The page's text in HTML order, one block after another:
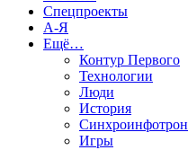
Спецпроекты
А-Я
Ещё…
Контур Первого
Технологии
Люди
История
Синхроинфотрон
Игры